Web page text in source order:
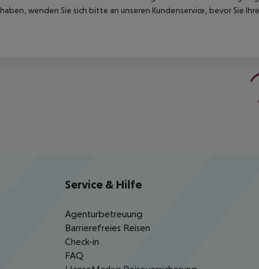
haben, wenden Sie sich bitte an unseren Kundenservice, bevor Sie
Service & Hilfe
Agenturbetreuung
Barrierefreies Reisen
Check-in
FAQ